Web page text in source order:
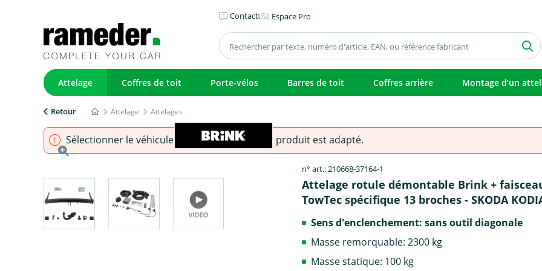
Contact Espace Pro
Attelage Coffres de toit Porte-vélos Barres de toit Coffres arrière Montage d’un
Retour Attelage Attelages
Sélectionner le véhicule pour s'assurer que le produit est adapté.
n° art.: 210668-37164-1
Attelage rotule démontable Brink +
TowTec spécifique 13 broches - SKODA
Sens d'enclenchement: sans outil diagonale
Masse remorquable: 2300 kg
Masse statique: 100 kg